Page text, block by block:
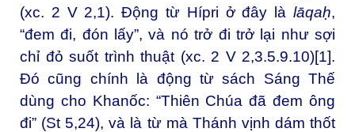
(xc. 2 V 2,1). Động từ Hípri ở đây là lāqaḥ,
“đem đi, đón lấy”, và nó trở đi trở lại như sợi
chỉ đỏ suốt trình thuật (xc. 2 V 2,3.5.9.10)[1].
Đó cũng chính là động từ sách Sáng Thế
dùng cho Khanốc: “Thiên Chúa đã đem ông
đi” (St 5,24), và là từ mà Thánh vịnh dám thốt